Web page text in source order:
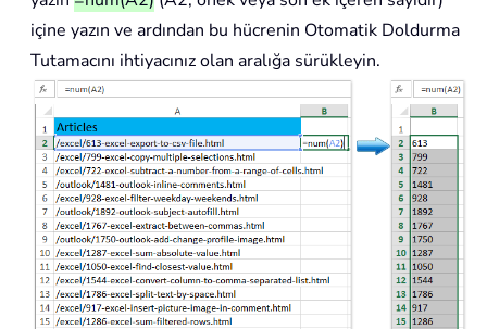
içine yazın ve ardından bu hücrenin Otomatik Doldurma
Tutamacını ihtiyacınız olan aralığa sürükleyin.